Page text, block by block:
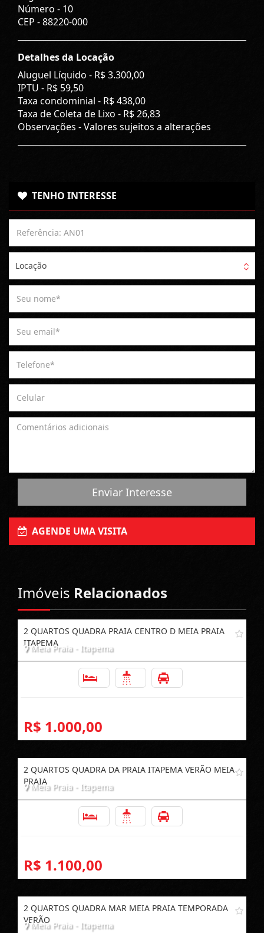
Número - 10
CEP -88220-000
Detalhes da Locação
Aluguel Líquido - R$ 3.300,00
IPTU - R$ 59,50
Taxa condominial - R$ 438,00
Taxa de Coleta de Lixo - R$ 26,83
Observações - Valores sujeitos a alterações
TENHO INTERESSE
Locação
Enviar Interesse
AGENDE UMA VISITA
Imóveis Relacionados
2 QUARTOS QUADRA PRAIA CENTRO D MEIA PRAIA
ITAPEMA
Meia Praia - Itapema
R$ 1.000,00
2 QUARTOS QUADRA DA PRAIA ITAPEMA VERÃO MEIA
PRAIA
Meia Praia - Itapema
R$ 1.100,00
2 QUARTOS QUADRA MAR MEIA PRAIA TEMPORADA
VERÃO
Meia Praia - Itapema